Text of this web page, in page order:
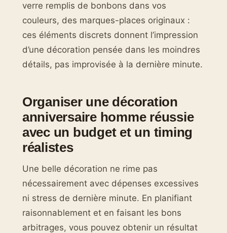
verre remplis de bonbons dans vos
couleurs, des marques-places originaux :
ces éléments discrets donnent l’impression
d’une décoration pensée dans les moindres
détails, pas improvisée à la dernière minute.
Organiser une décoration
anniversaire homme réussie
avec un budget et un timing
réalistes
Une belle décoration ne rime pas
nécessairement avec dépenses excessives
ni stress de dernière minute. En planifiant
raisonnablement et en faisant les bons
arbitrages, vous pouvez obtenir un résultat